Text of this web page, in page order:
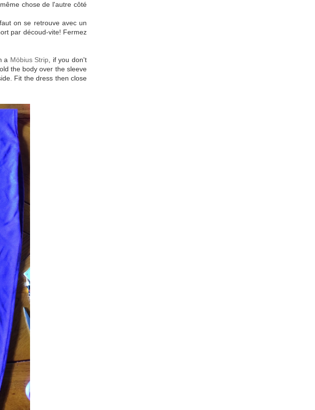
chose de l'autre côté
on se retrouve avec un
par découd-vite! Fermez
a Möbius Strip, if you don't
the body over the sleeve
Fit the dress then close